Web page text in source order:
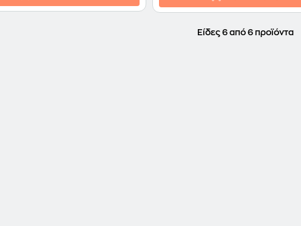
Είδες 6 από 6 προϊόντα